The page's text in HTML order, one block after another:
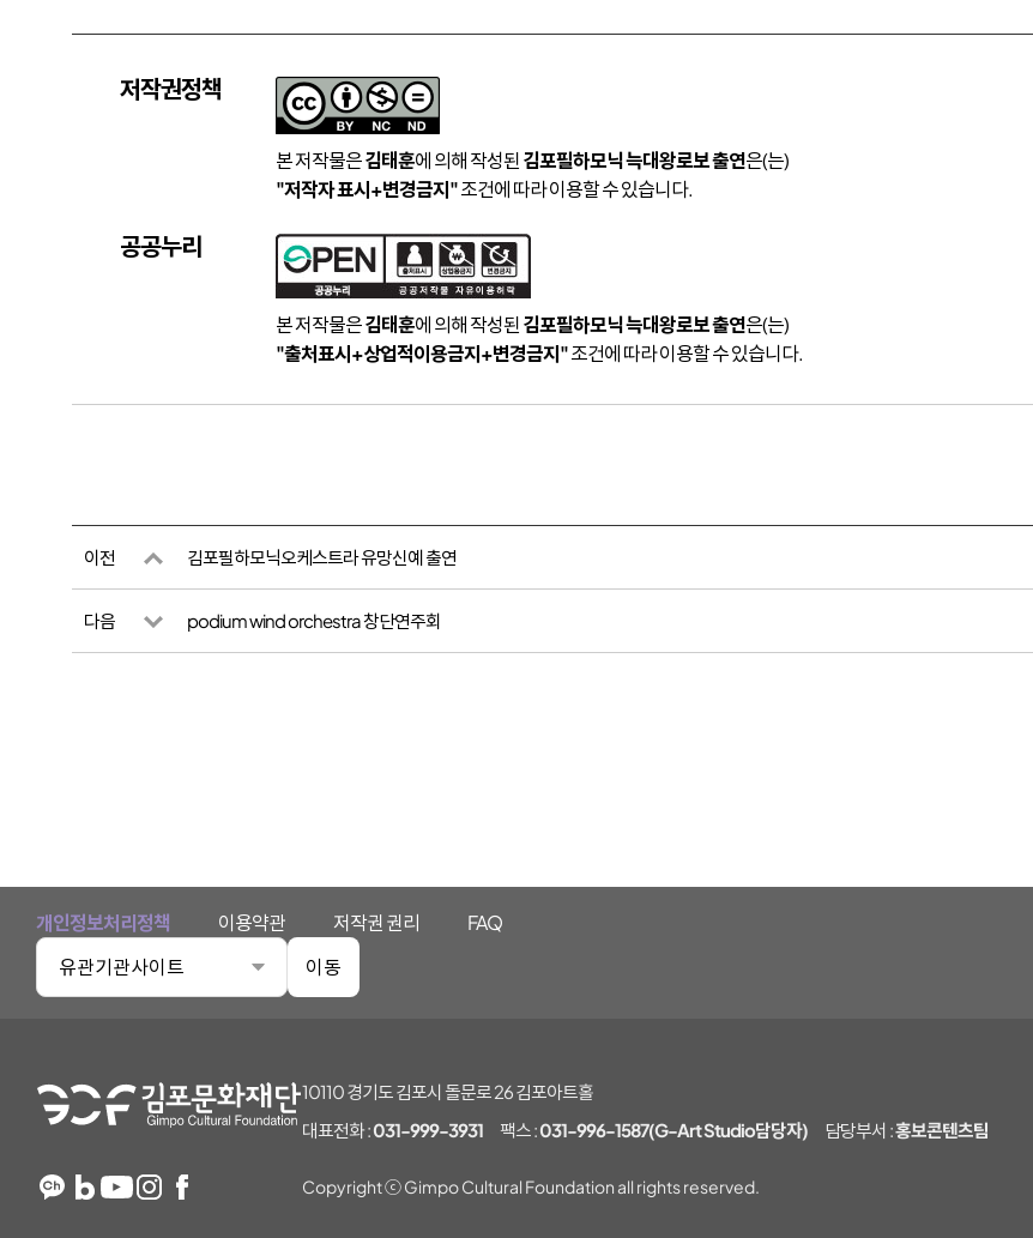
저작권정책
본 저작물은김태훈에 의해 작성된김포필하모닉 늑대왕로보 출연은(는)
"저작자 표시+변경금지"조건에 따라 이용할 수 있습니다.
공공누리
본 저작물은김태훈에 의해 작성된김포필하모닉 늑대왕로보 출연은(는)
"출처표시+상업적이용금지+변경금지"조건에 따라 이용할 수 있습니다.
이전 김포필하모닉오케스트라 유망신예 출연
다음 podium wind orchestra 창단연주회
개인정보처리정책 이용약관 저작권 권리
FAQ
유관기관사이트
이동
김포문화재단
10110 경기도 김포시 돌문로 26 김포아트홀
대표전화 :031-999-3931 팩스 :031-996-1587(G-Art Studio담당자) 담당부서 :홍보콘텐츠팀
Copyright ⓒ Gimpo Cultural Foundation all rights reserved.